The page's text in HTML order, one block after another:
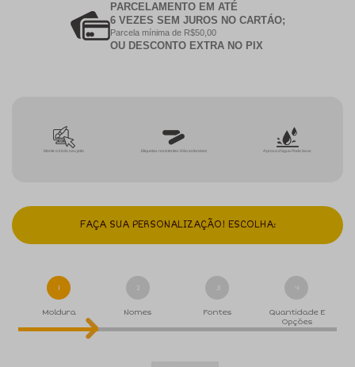
PARCELAMENTO EM ATÉ
6 VEZES SEM JUROS NO CARTÁO;
Parcela mínima de R$50,00
OU DESCONTO EXTRA NO PIX
Monte o kit do seu jeito Etiquetas resistentes Não esfarelam A prova d'água Pode lavar
FAÇA SUA PERSONALIZAÇÃO! ESCOLHA:
1
Moldura
2
Nomes
3
Fontes
4
Quantidade E
Opções